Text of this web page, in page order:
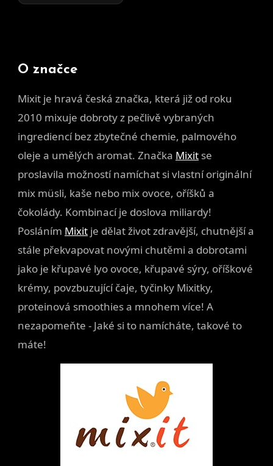
O značce
Mixit je hravá česká značka, která již od roku
2010 mixuje dobroty z pečlivě vybraných
ingrediencí bez zbytečné chemie, palmového
oleje a umělých aromat. Značka Mixit se
proslavila možností namíchat si vlastní originální
mix müsli, kaše nebo mix ovoce, oříšků a
čokolády. Kombinací je doslova miliardy!
Posláním Mixit je dělat život zdravější, chutnější a
stále překvapovat novými chutěmi a dobrotami
jako je křupavé lyo ovoce, křupavé sýry, oříškové
krémy, povzbuzující čaje, tyčinky Mixitky,
proteinová smoothies a mnohem více! A
nezapomeňte - Jaké si to namícháte, takové to
máte!